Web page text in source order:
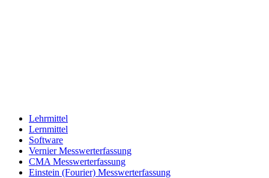
Lehrmittel
Lernmittel
Software
Vernier Messwerterfassung
CMA Messwerterfassung
Einstein (Fourier) Messwerterfassung